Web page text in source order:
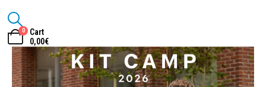
0
Cart
0,00€